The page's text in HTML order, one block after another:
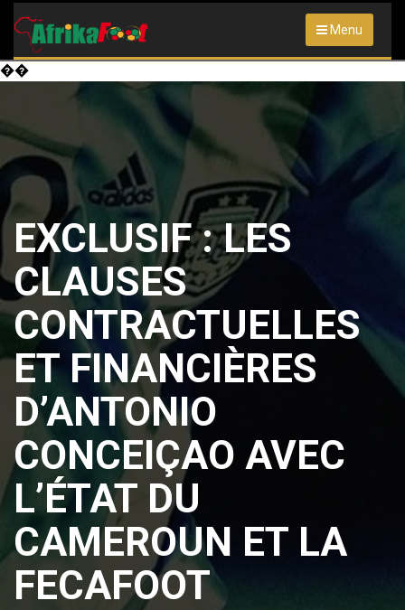
Menu
��
EXCLUSIF : LES
CLAUSES
CONTRACTUELLES
ET FINANCIÈRES
D’ANTONIO
CONCEIÇAO AVEC
L’ÉTAT DU
CAMEROUN ET LA
FECAFOOT